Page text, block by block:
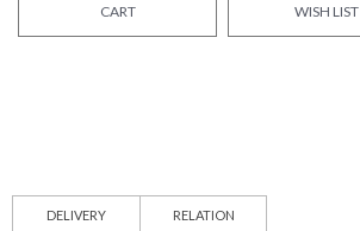
CART WISH LIST
DELIVERY RELATION